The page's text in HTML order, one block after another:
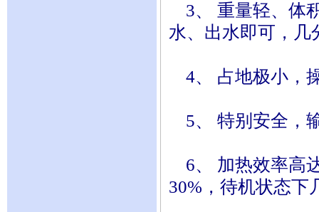
3、 重量轻、体
水、出水即可，几
4、 占地极小，
5、 特别安全，
6、 加热效率高
30%，待机状态下